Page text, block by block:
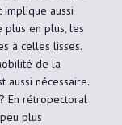
implique aussi
plus en plus, les
à celles lisses.
de la
aussi nécessaire.
En rétropectoral
plus